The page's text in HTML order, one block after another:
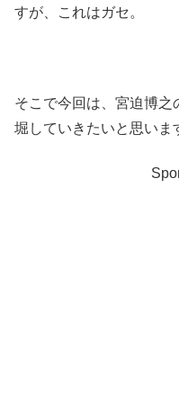
すが、これはガセ。
そこで今回は、宮迫博之
堀していきたいと思いま